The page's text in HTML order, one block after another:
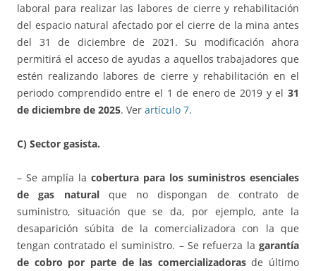
laboral para realizar las labores de cierre y rehabilitación
del espacio natural afectado por el cierre de la mina antes
del 31 de diciembre de 2021. Su modificación ahora
permitirá el acceso de ayudas a aquellos trabajadores que
estén realizando labores de cierre y rehabilitación en el
periodo comprendido entre el 1 de enero de 2019 y el 31
de diciembre de 2025. Ver artículo 7.
C) Sector gasista.
– Se amplía la cobertura para los suministros esenciales
de gas naturalque no dispongan de contrato de
suministro, situación que se da, por ejemplo, ante la
desaparición súbita de la comercializadora con la que
tengan contratado el suministro. – Se refuerza la garantía
de cobro por parte de las comercializadorasde último